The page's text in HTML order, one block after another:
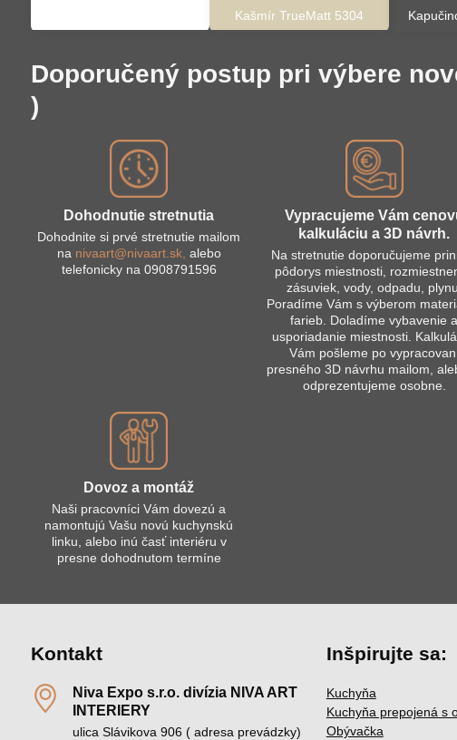
Kašmír TrueMatt 5304
Doporučený postup pri výbere
)
Dohodnutie stretnutia
Dohodnite si prvé stretnutie mailom
na nivaart@nivaart.sk, alebo
telefonicky na 0908791596
Vypracujeme Vám
kalkuláciu a 3D návrh​.
Na stretnutie doporučujeme
pôdorys miestnosti,
zásuviek, vody, odpadu, plynu.
Poradíme Vám s výberom
farieb. Doladíme vybavenie a
usporiadanie miestnosti.
Vám pošleme po
presného 3D návrhu mailom,
odprezentujeme osobne.
Dovoz a montáž
Naši pracovníci Vám dovezú a
namontujú Vašu novú kuchynskú
linku, alebo inú časť interiéru v
presne dohodnutom termíne
Kontakt
Niva Expo s​.r​.o​. divízia NIVA ART
INTERIERY
ulica Slávikova 906 ( adresa prevádzky)
Inšpirujte sa:
Kuchyňa
Kuchyňa prepojená s
Obývačka